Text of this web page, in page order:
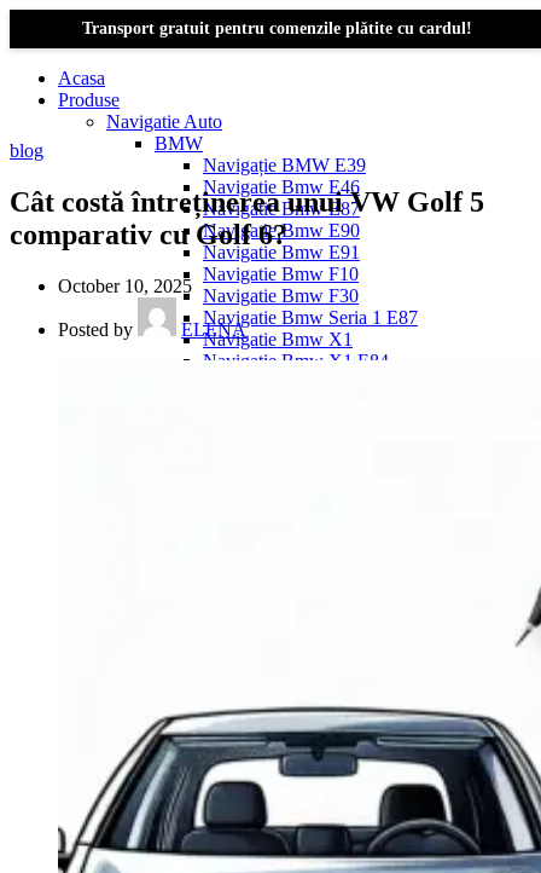
Transport gratuit pentru comenzile plătite cu cardul!
Acasa
Produse
Navigatie Auto
BMW
Navigație BMW E39
Navigatie Bmw E46
Navigatie Bmw E87
Navigatie Bmw E90
Navigatie Bmw E91
Navigatie Bmw F10
Navigatie Bmw F30
Navigatie Bmw Seria 1 E87
Navigatie Bmw X1
Navigatie Bmw X1 E84
Navigatie Audi A4 B8
Navigatie Audi A5
Navigatie Audi A6 C5
Navigatie Audi A6 C6
Navigatie Audi A6 C7
Navigatie Audi Q5
Ford
Navigație Ford Fiesta
blog
Cât costă întreținerea unui VW Golf 5
comparativ cu Golf 6?
October 10, 2025
Posted by ELENA